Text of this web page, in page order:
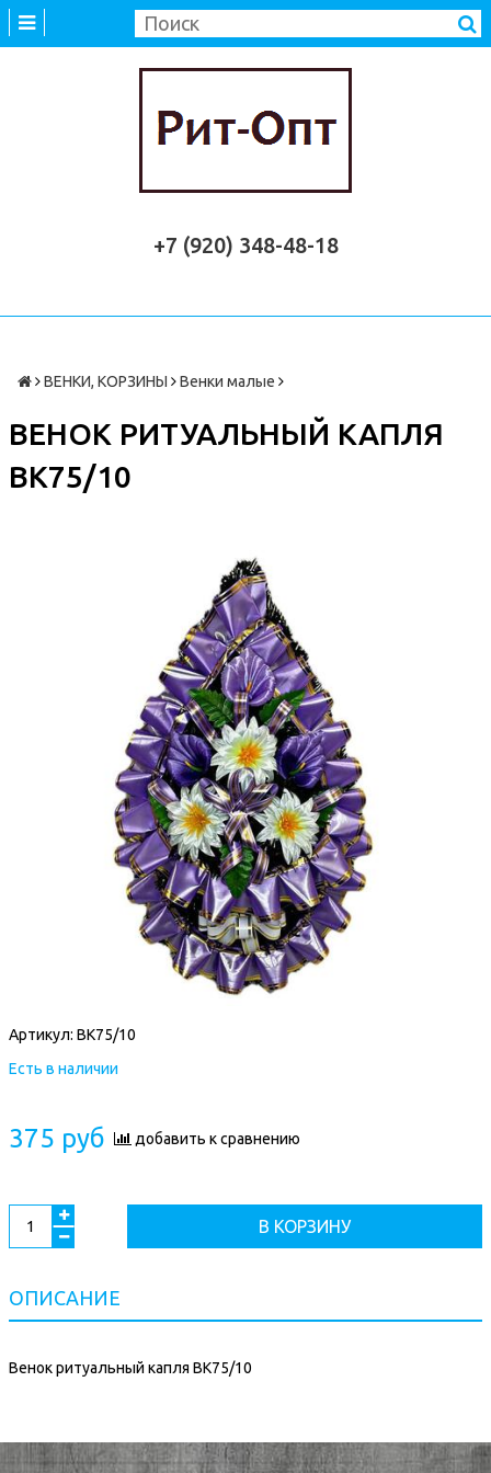
+7 (920) 348-48-18
ВЕНКИ, КОРЗИНЫ Венки малые
ВЕНОК РИТУАЛЬНЫЙ КАПЛЯ
ВК75/10
Артикул: ВК75/10
Есть в наличии
375 руб добавить к сравнению
В КОРЗИНУ
ОПИСАНИЕ
Венок ритуальный капля ВК75/10